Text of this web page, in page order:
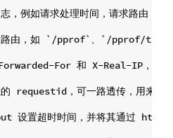
，例如请求处理时间，请求路由
由，如 `/pprof`、`/pprof/
For 和 X-Real-IP，将
requestid，可一路透传，用来生
设置超时时间，并将其通过